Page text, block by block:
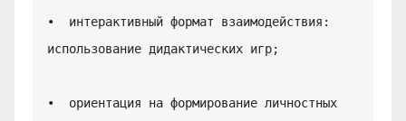
•  интерактивный формат взаимодействия:
использование дидактических игр;
•  ориентация на формирование личностных